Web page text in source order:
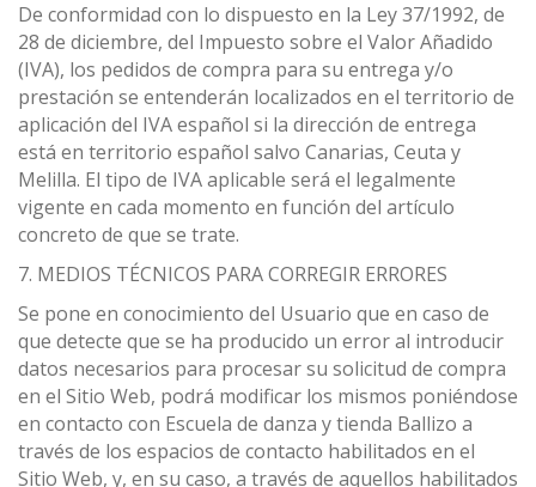
De conformidad con lo dispuesto en la Ley 37/1992, de
28 de diciembre, del Impuesto sobre el Valor Añadido
(IVA), los pedidos de compra para su entrega y/o
prestación se entenderán localizados en el territorio de
aplicación del IVA español si la dirección de entrega
está en territorio español salvo Canarias, Ceuta y
Melilla. El tipo de IVA aplicable será el legalmente
vigente en cada momento en función del artículo
concreto de que se trate.
7. MEDIOS TÉCNICOS PARA CORREGIR ERRORES
Se pone en conocimiento del Usuario que en caso de
que detecte que se ha producido un error al introducir
datos necesarios para procesar su solicitud de compra
en el Sitio Web, podrá modificar los mismos poniéndose
en contacto con Escuela de danza y tienda Ballizo a
través de los espacios de contacto habilitados en el
Sitio Web, y, en su caso, a través de aquellos habilitados